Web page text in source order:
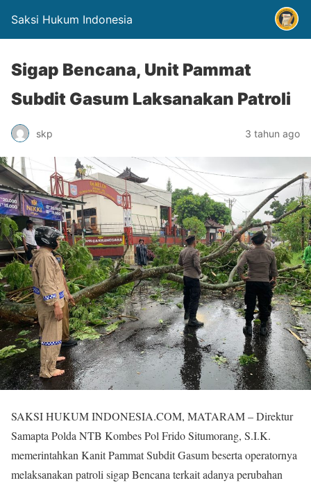
Saksi Hukum Indonesia
Sigap Bencana, Unit Pammat
Subdit Gasum Laksanakan Patroli
skp 3 tahun ago
SAKSI HUKUM INDONESIA.COM, MATARAM – Direktur
Samapta Polda NTB Kombes Pol Frido Situmorang, S.I.K.
memerintahkan Kanit Pammat Subdit Gasum beserta operatornya
melaksanakan patroli sigap Bencana terkait adanya perubahan